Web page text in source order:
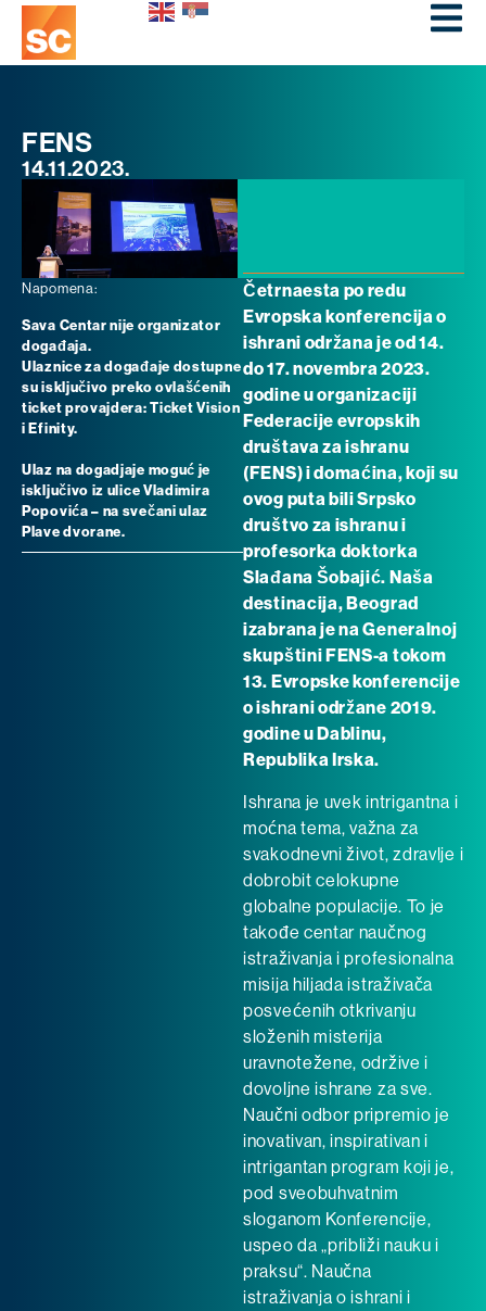
FENS
14.11.2023.
Napomena:
Sava Centar nije organizator
događaja.
Ulaznice za događaje dostupne
su isključivo preko ovlašćenih
ticket provajdera: Ticket Vision
i Efinity.
Ulaz na dogadjaje moguć je
isključivo iz ulice Vladimira
Popovića – na svečani ulaz
Plave dvorane.
Četrnaesta po redu
Evropska konferencija o
ishrani održana je od 14.
do 17. novembra 2023.
godine u organizaciji
Federacije evropskih
društava za ishranu
(FENS) i domaćina, koji su
ovog puta bili Srpsko
društvo za ishranu i
profesorka doktorka
Slađana Šobajić. Naša
destinacija, Beograd
izabrana je na Generalnoj
skupštini FENS-a tokom
13. Evropske konferencije
o ishrani održane 2019.
godine u Dablinu,
Republika Irska.
Ishrana je uvek intrigantna i
moćna tema, važna za
svakodnevni život, zdravlje i
dobrobit celokupne
globalne populacije. To je
takođe centar naučnog
istraživanja i profesionalna
misija hiljada istraživača
posvećenih otkrivanju
složenih misterija
uravnotežene, održive i
dovoljne ishrane za sve.
Naučni odbor pripremio je
inovativan, inspirativan i
intrigantan program koji je,
pod sveobuhvatnim
sloganom Konferencije,
uspeo da „približi nauku i
praksu“. Naučna
istraživanja o ishrani i